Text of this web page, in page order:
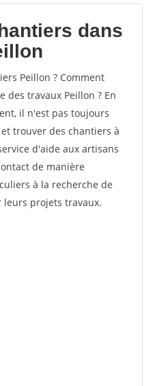
dans
Peillon ? Comment
travaux Peillon ? En
il n'est pas toujours
trouver des chantiers à
d'aide aux artisans
de manière
à la recherche de
projets travaux.